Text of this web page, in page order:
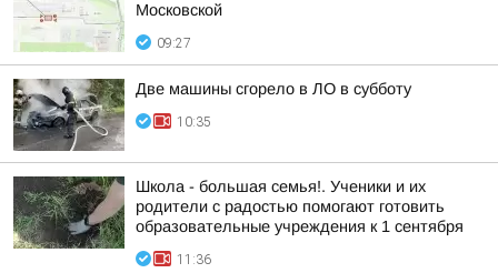
Московской
09:27
Две машины сгорело в ЛО в субботу
10:35
Школа - большая семья!. Ученики и их
родители с радостью помогают готовить
образовательные учреждения к 1 сентября
11:36